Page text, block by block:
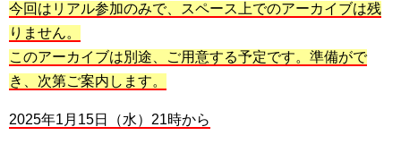
今回はリアル参加のみで、スペース上でのアーカイブは残
りません。
このアーカイブは別途、ご用意する予定です。準備がで
き、次第ご案内します。
2025年1月15日（水）21時から